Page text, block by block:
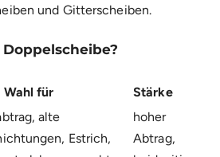
und Gitterscheiben.
Wahl für Stärke
alte
Estrich,
hoher
Abtrag,